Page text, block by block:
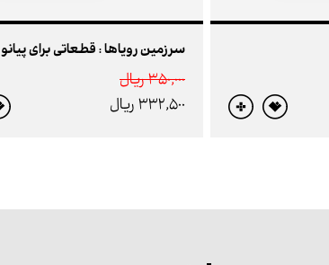
سرزمین رویاها : قطعاتی برای پیانو
350,000 ريال
332,500 ريال